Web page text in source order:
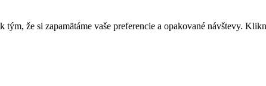
že si zapamätáme vaše preferencie a opakované návštevy.